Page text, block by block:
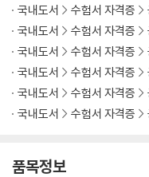
국내도서
수험서 자격증
국내도서
수험서 자격증
국내도서
수험서 자격증
국내도서
수험서 자격증
국내도서
수험서 자격증
국내도서
수험서 자격증
품목정보